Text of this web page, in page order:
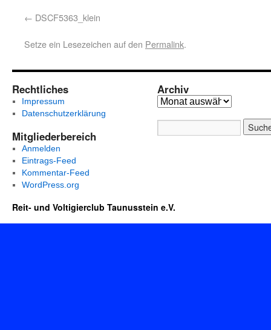
DSCF5363_klein
Setze ein Lesezeichen auf den Permalink.
Rechtliches
Impressum
Datenschutzerklärung
Mitgliederbereich
Anmelden
Eintrags-Feed
Kommentar-Feed
WordPress.org
Archiv
Reit- und Voltigierclub Taunusstein e.V.